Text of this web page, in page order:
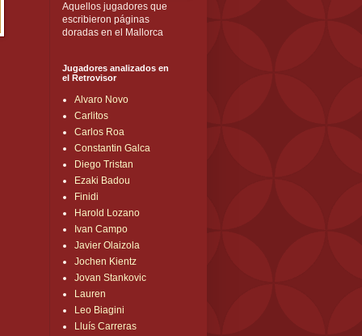
Aquellos jugadores que
escribieron páginas
doradas en el Mallorca
Jugadores analizados en
el Retrovisor
Alvaro Novo
Carlitos
Carlos Roa
Constantin Galca
Diego Tristan
Ezaki Badou
Finidi
Harold Lozano
Ivan Campo
Javier Olaizola
Jochen Kientz
Jovan Stankovic
Lauren
Leo Biagini
Lluís Carreras